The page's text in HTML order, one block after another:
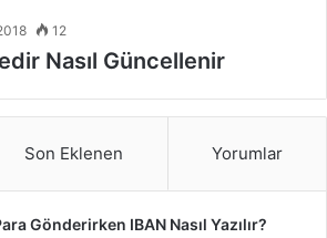
12
Nasıl Güncellenir
Son Eklenen Yorumlar
Gönderirken IBAN Nasıl Yazılır?